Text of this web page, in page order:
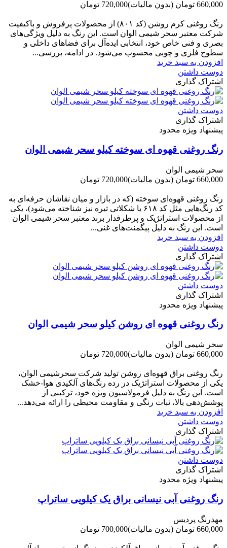
660,000 تومان
(بدون مالیات)720,000 تومان
رنگ روغنی کرم روشن (کد ۸۰۱) از محصولات پرفروش و باکیفیت
شرکت‌ معتبر سحر شیمی الوان است. این رنگ به دلیل ویژگی‌های
بصری و فنی خاص خود، انتخابی ایده‌آل برای فضاهای داخلی و
سطوح فلزی و چوبی محسوب می‌شود. در ادامه، بررسی...
افزودن به سبد خرید
دوست داشتن
اشتراک گذاری
دوست داشتن
اشتراک گذاری
پیشنهاد ویژه محدود
رنگ روغنی قهوه ای سوخته کیلو سحر شیمی الوان
سحر شیمی الوان
660,000 تومان
(بدون مالیات)720,000 تومان
رنگ روغنی قهوه‌ای سوخته (که در بازار و میان نقاشان حرفه‌ای به
کد رنگ‌هایی مثل کد ۶۱۸ یا شکلاتی تیره نیز شناخته می‌شود)، یکی
از محصولات استراتژیک و پرطرفدار برند معتبر سحر شیمی الوان
است. این رنگ به دلیل پیگمنت‌های غنی...
افزودن به سبد خرید
دوست داشتن
اشتراک گذاری
دوست داشتن
اشتراک گذاری
پیشنهاد ویژه محدود
رنگ روغنی قهوه ای روشن کیلو سحر شیمی الوان
سحر شیمی الوان
660,000 تومان
(بدون مالیات)720,000 تومان
رنگ روغنی براق قهوه‌ای روشن تولید شرکت سحرشیمی الوان،
یکی از محصولات استراتژیک در رده رنگ‌های آلکیدی هوا-خشک
است. این رنگ به دلیل فرمولاسیون ویژه خود، ترکیبی از
پوشش‌دهی بالا، ثبات رنگی و مقاومت محیطی را ارائه می‌دهد...
افزودن به سبد خرید
دوست داشتن
اشتراک گذاری
دوست داشتن
اشتراک گذاری
پیشنهاد ویژه محدود
رنگ روغنی آبی نیسانی براق یک کیلویی ساتراپ
مهدرنگ پردیس
660,000 تومان
(بدون مالیات)700,000 تومان